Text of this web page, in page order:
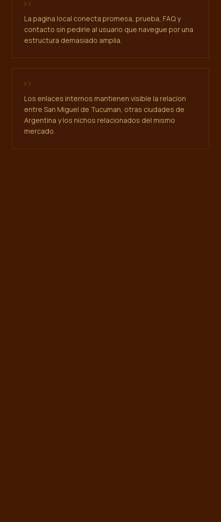
02
La pagina local conecta promesa, prueba, FAQ y
contacto sin pedirle al usuario que navegue por una
estructura demasiado amplia.
0 3
Los enlaces internos mantienen visible la relacion
entre San Miguel de Tucuman, otras ciudades de
Argentina y los nichos relacionados del mismo
mercado.